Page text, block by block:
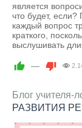
является
что будет,
каждый вопрос
краткого,
выслушивать
—
Блог учителя-
РАЗВИТИЯ